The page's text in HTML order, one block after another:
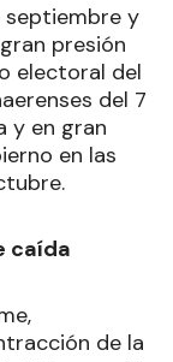
septiembre y
presión
electoral del
del 7
y en gran
en las
caída
de la